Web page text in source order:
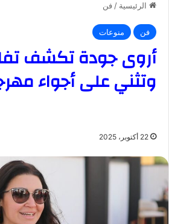
الرئيسية / فن
فن منوعات
أروى جودة تكشف
وتثني على أجواء
22 أكتوبر، 2025